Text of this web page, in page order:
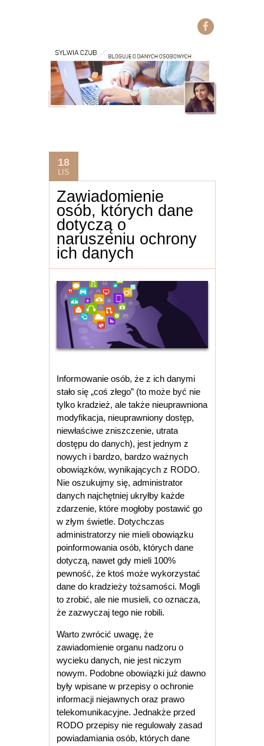
18
LIS
Zawiadomienie
osób, których dane
dotyczą o
naruszeniu ochrony
ich danych
Informowanie osób, że z ich danymi
stało się „coś złego” (to może być nie
tylko kradzież, ale także nieuprawniona
modyfikacja, nieuprawniony dostęp,
niewłaściwe zniszczenie, utrata
dostępu do danych), jest jednym z
nowych i bardzo, bardzo ważnych
obowiązków, wynikających z RODO.
Nie oszukujmy się, administrator
danych najchętniej ukryłby każde
zdarzenie, które mogłoby postawić go
w złym świetle. Dotychczas
administratorzy nie mieli obowiązku
poinformowania osób, których dane
dotyczą, nawet gdy mieli 100%
pewność, że ktoś może wykorzystać
dane do kradzieży tożsamości. Mogli
to zrobić, ale nie musieli, co oznacza,
że zazwyczaj tego nie robili.
Warto zwrócić uwagę, że
zawiadomienie organu nadzoru o
wycieku danych, nie jest niczym
nowym. Podobne obowiązki już dawno
były wpisane w przepisy o ochronie
informacji niejawnych oraz prawo
telekomunikacyjne. Jednakże przed
RODO przepisy nie regulowały zasad
powiadamiania osób, których dane